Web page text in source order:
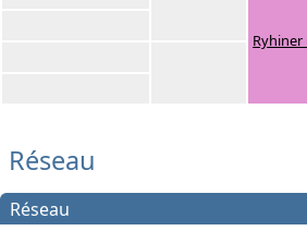
Ryhiner
Réseau
Réseau